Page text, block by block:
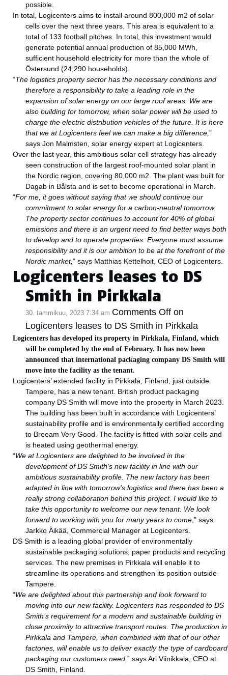
possible.
In total, Logicenters aims to install around 800,000 m2 of solar
cells over the next three years. This area is equivalent to a
total of 133 football pitches. In total, this investment would
generate potential annual production of 85,000 MWh,
sufficient household electricity for more than the whole of
Östersund (24,290 households).
“The logistics property sector has the necessary conditions and
therefore a responsibility to take a leading role in the
expansion of solar energy on our large roof areas. We are
also building for tomorrow, when solar power will be used to
charge the electric distribution vehicles of the future. It is here
that we at Logicenters feel we can make a big difference,”
says Jon Malmsten, solar energy expert at Logicenters.
Over the last year, this ambitious solar cell strategy has already
seen construction of the largest roof-mounted solar plant in
the Nordic region, covering 80,000 m2. The plant was built for
Dagab in Bålsta and is set to become operational in March.
“For me, it goes without saying that we should continue our
commitment to solar energy for a carbon-neutral tomorrow.
The property sector continues to account for 40% of global
emissions and there is an urgent need to find better ways both
to develop and to operate properties. Everyone must assume
responsibility and it is our ambition to be at the forefront of the
Nordic market,” says Matthias Kettelhoit, CEO of Logicenters.
Logicenters leases to DS
Smith in Pirkkala
30. tammikuu, 2023 7:34 am Comments Off on
Logicenters leases to DS Smith in Pirkkala
Logicenters has developed its property in Pirkkala, Finland, which
will be completed by the end of February. It has now been
announced that international packaging company DS Smith will
move into the facility as the tenant.
Logicenters’ extended facility in Pirkkala, Finland, just outside
Tampere, has a new tenant. British product packaging
company DS Smith will move into the property in March 2023.
The building has been built in accordance with Logicenters’
sustainability profile and is environmentally certified according
to Breeam Very Good. The facility is fitted with solar cells and
is heated using geothermal energy.
“We at Logicenters are delighted to be involved in the
development of DS Smith’s new facility in line with our
ambitious sustainability profile. The new factory has been
adapted in line with tomorrow’s logistics and there has been a
really strong collaboration behind this project. I would like to
take this opportunity to welcome our new tenant. We look
forward to working with you for many years to come ,” says
Jarkko Äikää, Commercial Manager at Logicenters.
DS Smith is a leading global provider of environmentally
sustainable packaging solutions, paper products and recycling
services. The new premises in Pirkkala will enable it to
streamline its operations and strengthen its position outside
Tampere.
“We are delighted about this partnership and look forward to
moving into our new facility. Logicenters has responded to DS
Smith’s requirement for a modern and sustainable building in
close proximity to attractive transport routes. The production in
Pirkkala and Tampere, when combined with that of our other
factories, will enable us to deliver exactly the type of cardboard
packaging our customers need,” says Ari Viinikkala, CEO at
DS Smith, Finland.